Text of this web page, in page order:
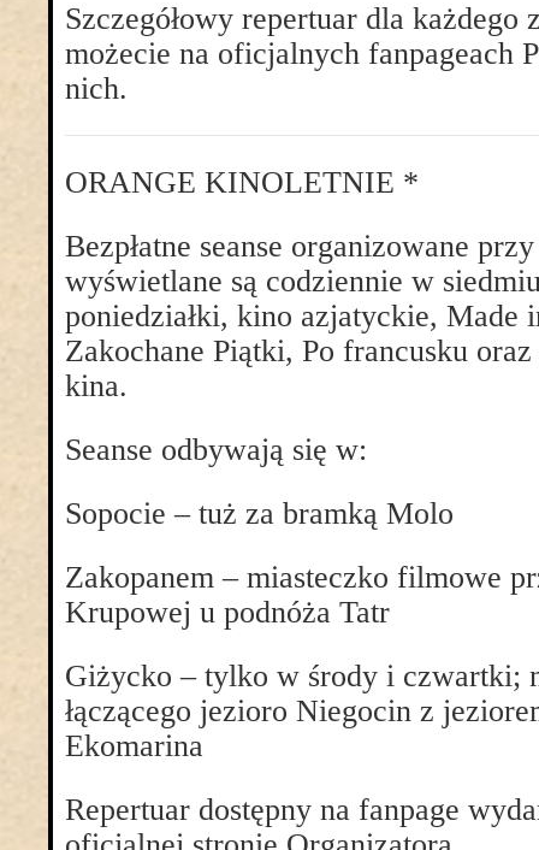
Szczegółowy repertuar dla każdego
możecie na oficjalnych fanpageach
nich.
ORANGE KINOLETNIE *
Bezpłatne seanse organizowane
wyświetlane są codziennie w
poniedziałki, kino azjatyckie, Made
Zakochane Piątki, Po francusku
kina.
Seanse odbywają się w:
Sopocie – tuż za bramką Molo
Zakopanem – miasteczko filmowe
Krupowej u podnóża Tatr
Giżycko – tylko w środy i czwartki;
łączącego jezioro Niegocin z
Ekomarina
Repertuar dostępny na fanpage